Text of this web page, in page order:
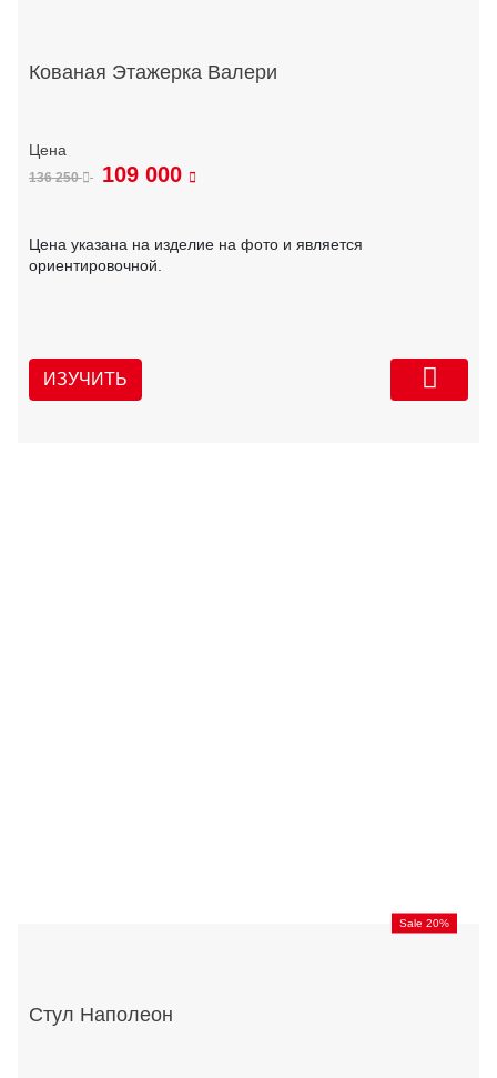
Кованая Этажерка Валери
136 250 109 000
Цена указана на изделие на фото и является
ориентировочной.
ИЗУЧИТЬ
Sale 20%
Стул Наполеон